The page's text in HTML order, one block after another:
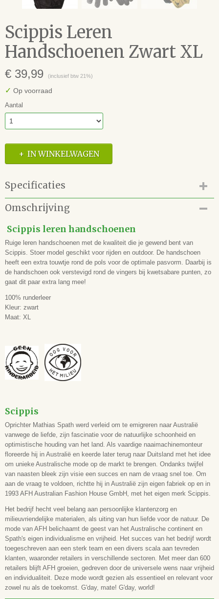
Scippis Leren
Handschoenen Zwart XL
€ 39,99 (inclusief btw 21%)
✓ Op voorraad
Aantal
IN WINKELWAGEN
Specificaties
Productcode
19.125.01.XL
EAN code
4250533600512
Omschrijving
Scippis leren handschoenen
Ruige leren handschoenen met de kwaliteit die je gewend bent van
Scippis. Stoer model geschikt voor rijden en outdoor. De handschoen
heeft een extra touwtje rond de pols voor de optimale pasvorm. Daarbij is
de handschoen ook verstevigd rond de vingers bij kwetsabare punten, zo
gaat dit paar extra lang mee!
100% runderleer
Kleur: zwart
Maat: XL
Scippis
Oprichter Mathias Spath werd verleid om te emigreren naar Australië
vanwege de liefde, zijn fascinatie voor de natuurlijke schoonheid en
optimistische houding van het land. Als vaardige naaimachinemonteur
floreerde hij in Australië en keerde later terug naar Duitsland met het idee
om unieke Australische mode op de markt te brengen. Ondanks twijfel
van naasten bleek zijn visie een succes en nam de vraag snel toe. Om
aan de vraag te voldoen, richtte hij in Australië zijn eigen fabriek op en in
1993 AFH Australian Fashion House GmbH, met het eigen merk Scippis.
Het bedrijf hecht veel belang aan persoonlijke klantenzorg en
milieuvriendelijke materialen, als uiting van hun liefde voor de natuur. De
mode van AFH belichaamt de geest van het Australische continent en
Spath's eigen individualisme en vrijheid. Het succes van het bedrijf wordt
toegeschreven aan een sterk team en een divers scala aan tevreden
klanten, waaronder retailers in verschillende sectoren. Met meer dan 600
retailers blijft AFH groeien, gedreven door de universele wens naar vrijheid
en individualiteit. Deze mode wordt gezien als essentieel en relevant voor
zowel nu als de toekomst. G'day, mate! G'day, world!